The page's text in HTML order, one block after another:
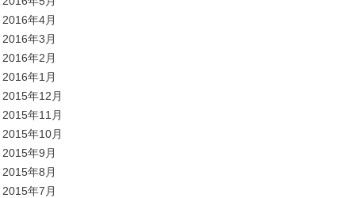
2016年4月
2016年3月
2016年2月
2016年1月
2015年12月
2015年11月
2015年10月
2015年9月
2015年8月
2015年7月